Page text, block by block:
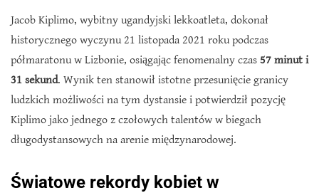
Jacob Kiplimo, wybitny ugandyjski lekkoatleta, dokonał
historycznego wyczynu 21 listopada 2021 roku podczas
półmaratonu w Lizbonie, osiągając fenomenalny czas 57 minut i
31 sekund. Wynik ten stanowił istotne przesunięcie granicy
ludzkich możliwości na tym dystansie i potwierdził pozycję
Kiplimo jako jednego z czołowych talentów w biegach
długodystansowych na arenie międzynarodowej.
Światowe rekordy kobiet w